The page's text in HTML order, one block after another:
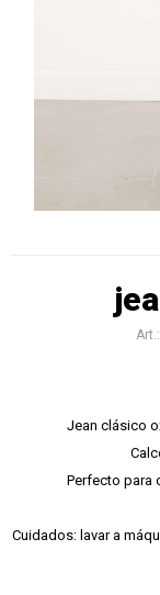
Jean clásico
Perfecto para
Cuidados: lavar a